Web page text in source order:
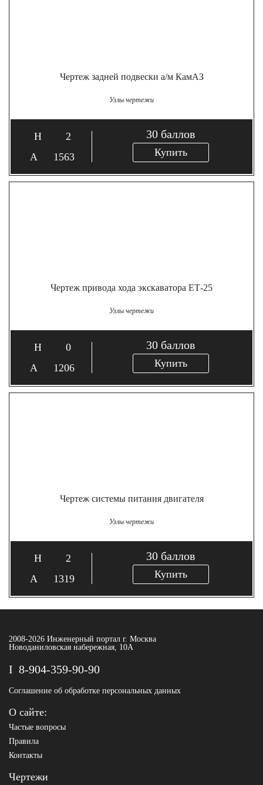
Чертеж задней подвески а/м КамАЗ
Узлы чертежи
2
1563
30 баллов
Купить
Чертеж привода хода экскаватора ЕТ-25
Узлы чертежи
0
1206
30 баллов
Купить
Чертеж системы питания двигателя
Узлы чертежи
2
1319
30 баллов
Купить
2008-2026 Инженерный портал г. Москва
Новоданиловская набережная, 10А
8-904-359-90-90
Соглашение об обработке персональных данных
О сайте:
Частые вопросы
Правила
Контакты
Чертежи